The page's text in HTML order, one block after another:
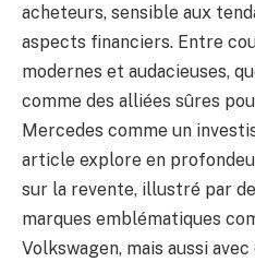
acheteurs, sensible aux
aspects financiers. Entre
modernes et audacieuses,
comme des alliées sûres
Mercedes comme un
article explore en
sur la revente, illustré par
marques emblématiques
Volkswagen, mais aussi